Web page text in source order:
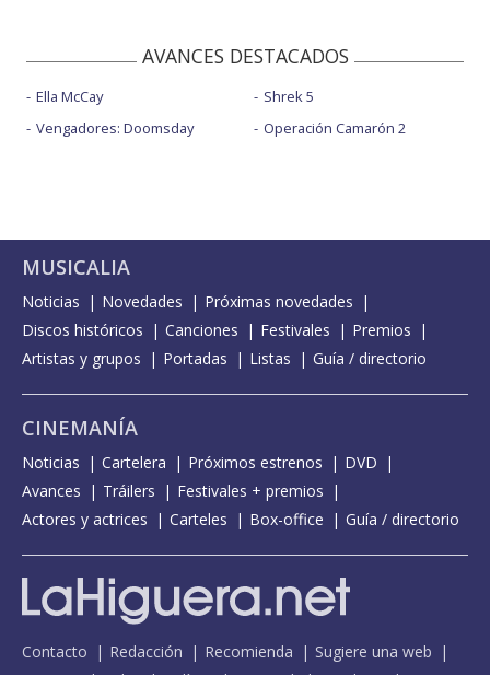
AVANCES DESTACADOS
Ella McCay
Vengadores: Doomsday
Shrek 5
Operación Camarón 2
MUSICALIA
Noticias Novedades
Próximas novedades
Discos históricos
Canciones Festivales
Premios
Artistas y grupos
Portadas Listas Guía / directorio
CINEMANÍA
Noticias Cartelera Próximos estrenos
DVD
Avances
Tráilers
Festivales + premios
Actores y actrices
Carteles Box-office Guía / directorio
Contacto Redacción Recomienda
Sugiere una web